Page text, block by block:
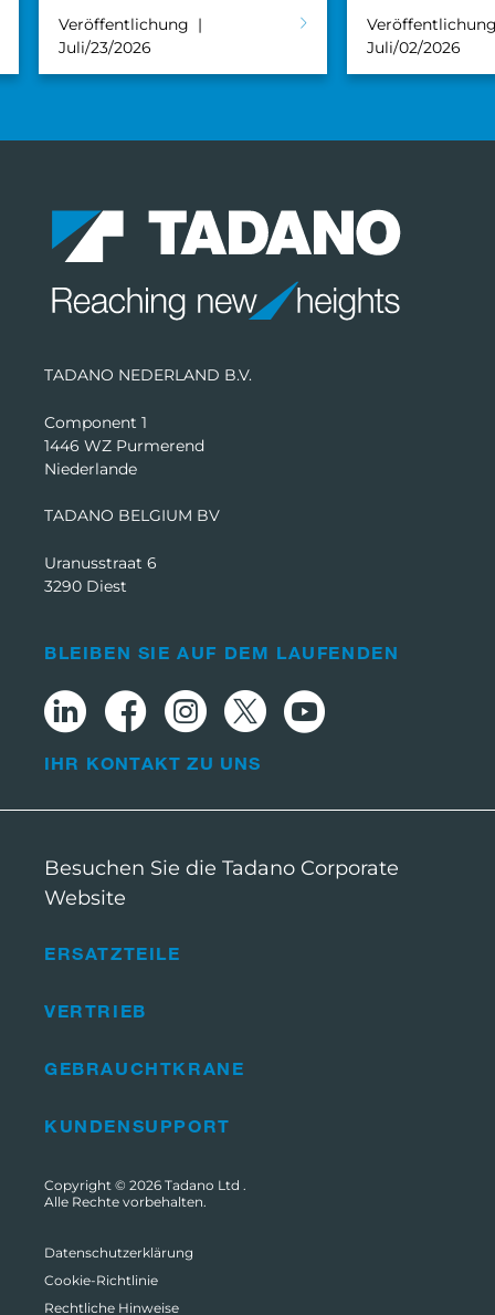
Veröffentlichung
Juli/23/2026
Juli/02/2026
TADANO NEDERLAND B.V.
Component 1
1446 WZ Purmerend
Niederlande
TADANO BELGIUM BV
Uranusstraat 6
3290 Diest
ERSATZTEILE
VERTRIEB
GEBRAUCHTKRANE
KUNDENSUPPORT
BLEIBEN SIE AUF DEM LAUFENDEN
IHR KONTAKT ZU UNS
Besuchen Sie die Tadano Corporate
Website
Copyright © 2026 Tadano Ltd .
Alle Rechte vorbehalten.
Datenschutzerklärung
Cookie-Richtlinie
Rechtliche Hinweise